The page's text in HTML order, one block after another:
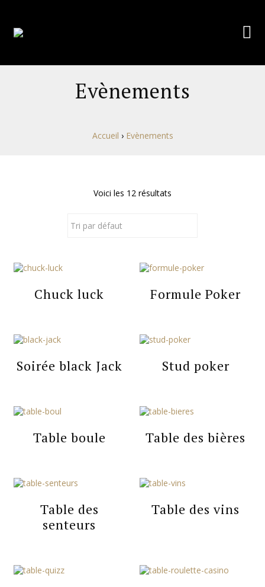
Evènements
Accueil › Evènements
Voici les 12 résultats
Chuck luck Formule Poker
Soirée black Jack Stud poker
Table boule Table des bières
Table des
senteurs
Table des vins